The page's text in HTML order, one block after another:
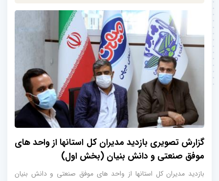
گزارش تصویری بازدید مدیران کل استانها از واحد های
موفق صنعتی و دانش بنیان (بخش اول)
بازدید مدیران کل استانها از واحد های موفق صنعتی و دانش بنیان